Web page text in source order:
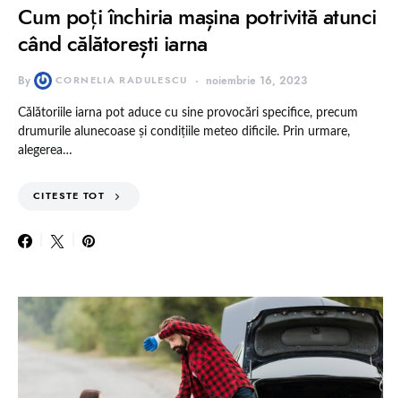
Cum poți închiria mașina potrivită atunci
când călătorești iarna
By CORNELIA RADULESCU noiembrie 16, 2023
Călătoriile iarna pot aduce cu sine provocări specifice, precum
drumurile alunecoase și condițiile meteo dificile. Prin urmare,
alegerea…
CITESTE TOT